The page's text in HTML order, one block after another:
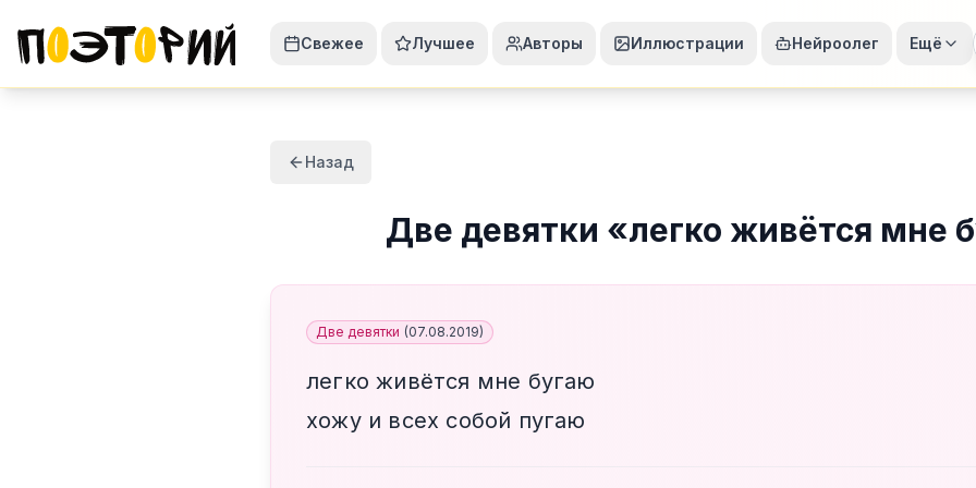
Свежее Лучшее Авторы Иллюстрации Нейроолег Ещё
Назад
Две девятки «легко живётся мне
Две девятки (07.08.2019)
легко живётся мне бугаю
хожу и всех собой пугаю